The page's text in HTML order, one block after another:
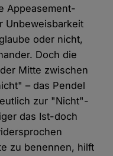
Appeasement-
Unbeweisbarkeit
oder nicht,
Doch die
Mitte zwischen
– das Pendel
zur "Nicht"-
das Ist-doch
zu benennen, hilft